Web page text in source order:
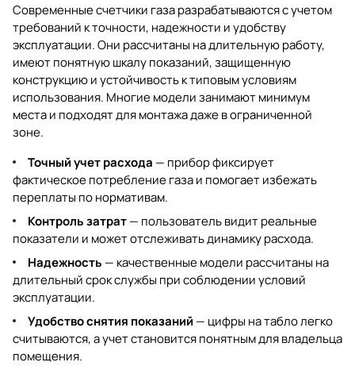
Современные счетчики газа разрабатываются с учетом
требований к точности, надежности и удобству
эксплуатации. Они рассчитаны на длительную работу,
имеют понятную шкалу показаний, защищенную
конструкцию и устойчивость к типовым условиям
использования. Многие модели занимают минимум
места и подходят для монтажа даже в ограниченной
зоне.
Точный учет расхода — прибор фиксирует
фактическое потребление газа и помогает избежать
переплаты по нормативам.
Контроль затрат— пользователь видит реальные
показатели и может отслеживать динамику расхода.
Надежность — качественные модели рассчитаны на
длительный срок службы при соблюдении условий
эксплуатации.
Удобство снятия показаний — цифры на табло легко
считываются, а учет становится понятным для владельца
помещения.